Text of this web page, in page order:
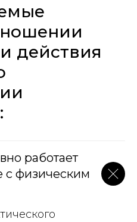
действия
работает
с физическим